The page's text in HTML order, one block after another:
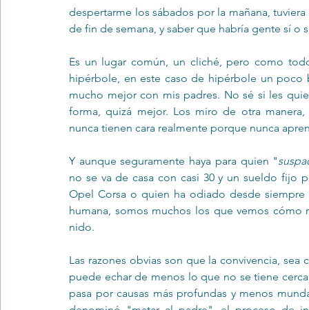
despertarme los sábados por la mañana,
de fin de semana, y saber que habría gente sí
Es un lugar común, un cliché, pero como
hipérbole, en este caso de hipérbole un
mucho mejor con mis padres. No sé si les
forma, quizá mejor. Los miro de otra
nunca tienen cara realmente porque nunca
Y aunque seguramente haya para quien "
no se va de casa con casi 30 y un sueldo fijo
Opel Corsa o quien ha odiado desde
humana, somos muchos los que vemos
nido.
Las razones obvias son que la convivencia,
puede echar de menos lo que no se tiene
pasa por causas más profundas y menos